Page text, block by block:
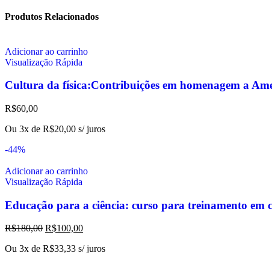
Produtos Relacionados
Adicionar ao carrinho
Visualização Rápida
Cultura da física:Contribuições em homenagem a
R$60,00
Ou 3x de R$20,00 s/ juros
-44%
Adicionar ao carrinho
Visualização Rápida
Educação para a ciência: curso para treinamento em
R$180,00 R$100,00
Ou 3x de R$33,33 s/ juros